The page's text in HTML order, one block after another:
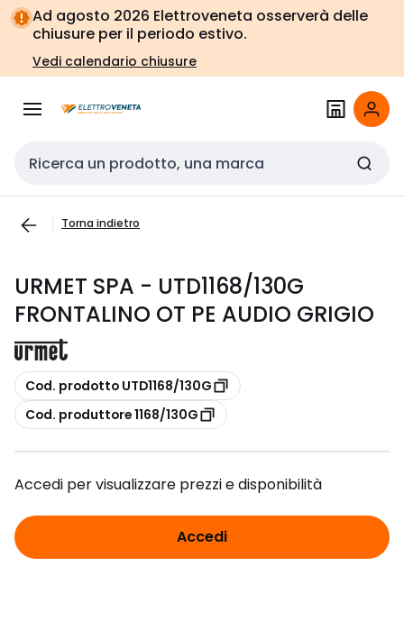
Vai alla
navigazione
Vai
alla
pagina
Ad agosto 2026 Elettroveneta osserverà delle
chiusure per il periodo estivo.
Vedi calendario chiusure
Cerca input
Torna indietro
URMET SPA - UTD1168/130G
FRONTALINO OT PE AUDIO GRIGIO
copia
Cod. prodotto UTD1168/130G
copia
Cod. produttore 1168/130G
Accedi per visualizzare prezzi e disponibilità
Accedi